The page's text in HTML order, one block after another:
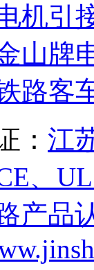
机引
山牌
路客
： 江
、
产品